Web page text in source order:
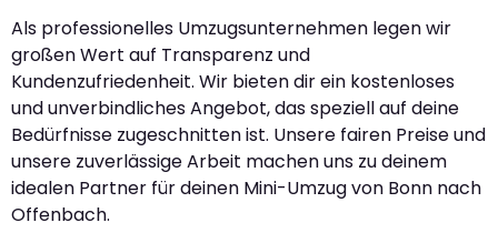
Als professionelles Umzugsunternehmen legen wir
großen Wert auf Transparenz und
Kundenzufriedenheit. Wir bieten dir ein kostenloses
und unverbindliches Angebot, das speziell auf deine
Bedürfnisse zugeschnitten ist. Unsere fairen Preise und
unsere zuverlässige Arbeit machen uns zu deinem
idealen Partner für deinen Mini-Umzug von Bonn nach
Offenbach.